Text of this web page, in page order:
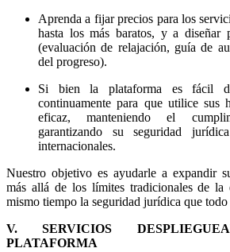
Aprenda a fijar precios para los
hasta los más baratos, y a diseñar
(evaluación de relajación, guía de
del progreso).
Si bien la plataforma es fácil
continuamente para que utilice sus
eficaz, manteniendo el
garantizando su seguridad
internacionales.
Nuestro objetivo es ayudarle a expandir
más allá de los límites tradicionales de la
mismo tiempo la seguridad jurídica que
V. SERVICIOS
PLATAFORMA